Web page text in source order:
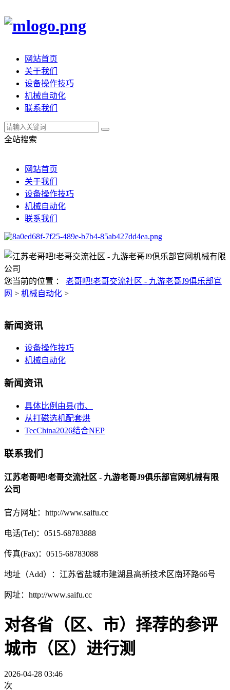
网站首页
关于我们
设备操作技巧
机械自动化
联系我们
全站搜索
网站首页
关于我们
设备操作技巧
机械自动化
联系我们
您当前的位置 ： 老哥吧!老哥交流社区 - 九游老哥J9俱乐部官
网 > 机械自动化 >
新闻资讯
设备操作技巧
机械自动化
新闻资讯
具体比例由县(市、
从打磁选机配套烘
TecChina2026结合NEP
联系我们
江苏老哥吧!老哥交流社区 - 九游老哥J9俱乐部官网机械有限
公司
官方网址：http://www.saifu.cc
电话(Tel)：0515-68783888
传真(Fax)：0515-68783088
地址（Add）：江苏省盐城市建湖县高新技术区南环路66号
网址：http://www.saifu.cc
对各省（区、市）择荐的参评
城市（区）进行测
2026-04-28 03:46
次